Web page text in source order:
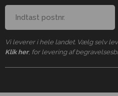
Vi leverer i hele landet. Vælg selv
Klik her, for levering af